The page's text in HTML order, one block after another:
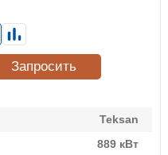
Teksan
889 кВт
Запросить